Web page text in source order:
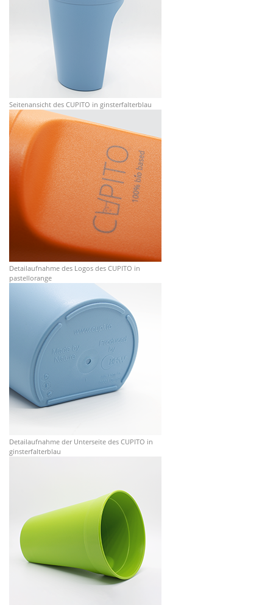
Seitenansicht des CUPITO in ginsterfalterblau
Detailaufnahme des Logos des CUPITO in
pastellorange
Detailaufnahme der Unterseite des CUPITO in
ginsterfalterblau